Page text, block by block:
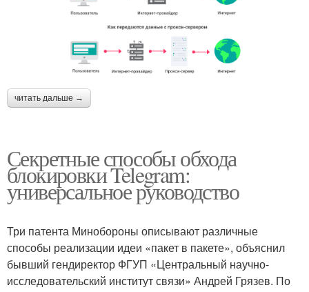
читать дальше →
Секретные способы обхода
блокировки Telegram:
универсальное руководство
Три патента Минобороны описывают различные
способы реализации идеи «пакет в пакете», объяснил
бывший гендиректор ФГУП «Центральный научно-
исследовательский институт связи» Андрей Грязев. По